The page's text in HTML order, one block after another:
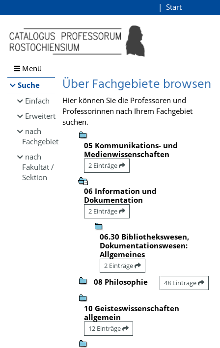
Browsen
direkt zum Inhalt
Start
Menü
Suche
Einfach
Erweitert
nach
Fachgebiet
nach
Fakultät /
Sektion
Über Fachgebiete browsen
Hier können Sie die Professoren und
Professorinnen nach Ihrem Fachgebiet
suchen.
05 Kommunikations- und
Medienwissenschaften
2 Einträge
06 Information und
Dokumentation
2 Einträge
06.30 Bibliothekswesen,
Dokumentationswesen:
Allgemeines
2 Einträge
08 Philosophie 48 Einträge
10 Geisteswissenschaften
allgemein
12 Einträge